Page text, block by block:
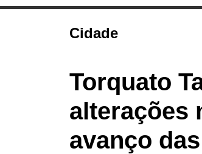
Cidade
Torquato
alterações
avanço